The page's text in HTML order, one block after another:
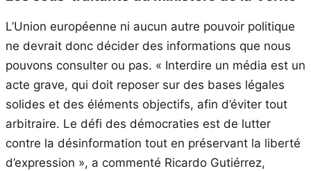
L’Union européenne ni aucun autre pouvoir politique
ne devrait donc décider des informations que nous
pouvons consulter ou pas. « Interdire un média est un
acte grave, qui doit reposer sur des bases légales
solides et des éléments objectifs, afin d’éviter tout
arbitraire. Le défi des démocraties est de lutter
contre la désinformation tout en préservant la liberté
d’expression », a commenté Ricardo Gutiérrez,